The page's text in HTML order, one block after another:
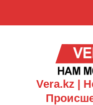
Vera.kz |